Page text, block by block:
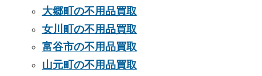
大郷町の不用品買取
女川町の不用品買取
富谷市の不用品買取
山元町の不用品買取